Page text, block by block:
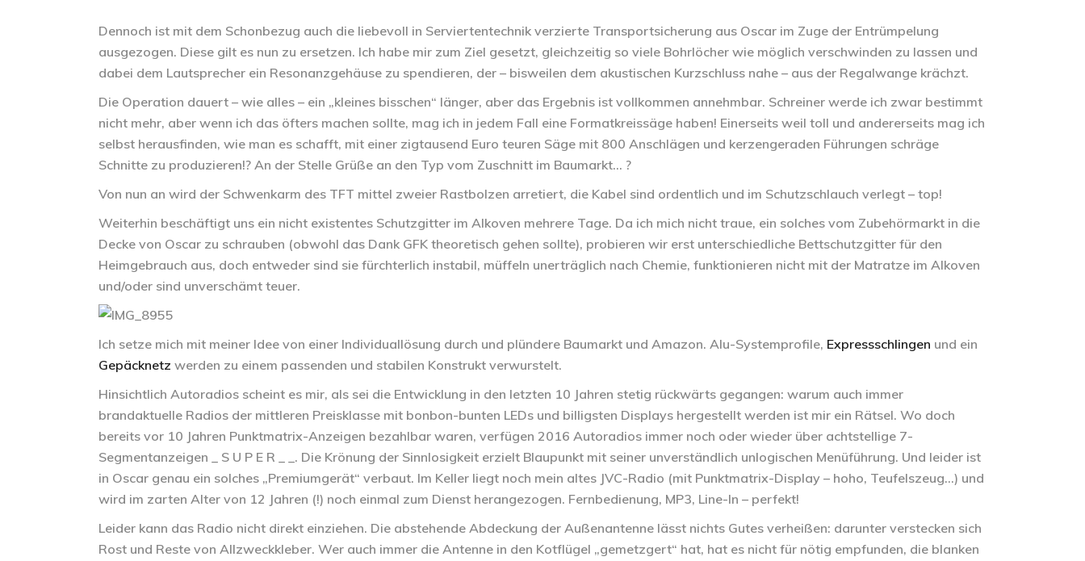
Dennoch ist mit dem Schonbezug auch die liebevoll in Serviertentechnik verzierte Transportsicherung aus Oscar im Zuge der Entrümpelung
ausgezogen. Diese gilt es nun zu ersetzen. Ich habe mir zum Ziel gesetzt, gleichzeitig so viele Bohrlöcher wie möglich verschwinden zu lassen und
dabei dem Lautsprecher ein Resonanzgehäuse zu spendieren, der – bisweilen dem akustischen Kurzschluss nahe – aus der Regalwange krächzt.
Die Operation dauert – wie alles – ein „kleines bisschen“ länger, aber das Ergebnis ist vollkommen annehmbar. Schreiner werde ich zwar bestimmt
nicht mehr, aber wenn ich das öfters machen sollte, mag ich in jedem Fall eine Formatkreissäge haben! Einerseits weil toll und andererseits mag ich
selbst herausfinden, wie man es schafft, mit einer zigtausend Euro teuren Säge mit 800 Anschlägen und kerzengeraden Führungen schräge
Schnitte zu produzieren!? An der Stelle Grüße an den Typ vom Zuschnitt im Baumarkt… ?
Von nun an wird der Schwenkarm des TFT mittel zweier Rastbolzen arretiert, die Kabel sind ordentlich und im Schutzschlauch verlegt – top!
Weiterhin beschäftigt uns ein nicht existentes Schutzgitter im Alkoven mehrere Tage. Da ich mich nicht traue, ein solches vom Zubehörmarkt in die
Decke von Oscar zu schrauben (obwohl das Dank GFK theoretisch gehen sollte), probieren wir erst unterschiedliche Bettschutzgitter für den
Heimgebrauch aus, doch entweder sind sie fürchterlich instabil, müffeln unerträglich nach Chemie, funktionieren nicht mit der Matratze im Alkoven
und/oder sind unverschämt teuer.
Ich setze mich mit meiner Idee von einer Individuallösung durch und plündere Baumarkt und Amazon. Alu-Systemprofile, Expressschlingen und ein
Gepäcknetz werden zu einem passenden und stabilen Konstrukt verwurstelt.
Hinsichtlich Autoradios scheint es mir, als sei die Entwicklung in den letzten 10 Jahren stetig rückwärts gegangen: warum auch immer
brandaktuelle Radios der mittleren Preisklasse mit bonbon-bunten LEDs und billigsten Displays hergestellt werden ist mir ein Rätsel. Wo doch
bereits vor 10 Jahren Punktmatrix-Anzeigen bezahlbar waren, verfügen 2016 Autoradios immer noch oder wieder über achtstellige 7-
Segmentanzeigen _ S U P E R _ _. Die Krönung der Sinnlosigkeit erzielt Blaupunkt mit seiner unverständlich unlogischen Menüführung. Und leider ist
in Oscar genau ein solches „Premiumgerät“ verbaut. Im Keller liegt noch mein altes JVC-Radio (mit Punktmatrix-Display – hoho, Teufelszeug…) und
wird im zarten Alter von 12 Jahren (!) noch einmal zum Dienst herangezogen. Fernbedienung, MP3, Line-In – perfekt!
Leider kann das Radio nicht direkt einziehen. Die abstehende Abdeckung der Außenantenne lässt nichts Gutes verheißen: darunter verstecken sich
Rost und Reste von Allzweckkleber. Wer auch immer die Antenne in den Kotflügel „gemetzgert“ hat, hat es nicht für nötig empfunden, die blanken